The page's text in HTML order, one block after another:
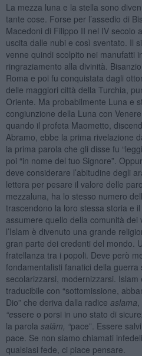
La mezza luna e la stella sono
tante cose. Forse per l’assedio di
Macedoni di Filippo II nel IV secolo
uscita dalle nubi e così sventato. Il
venne quindi scolpito nei manufatti
ringraziamento alla divinità.
Roma e poi fu conquistata dagli
delle maggiori città della Turchia,
Oriente. Ma probabilmente Luna e
congiunzione della Luna con
quando il profeta Maometto,
Abramo, ebbe la prima rivelazione
la prima parola che gli disse fu
poi “in nome del tuo Signore”.
deve considerare l’abitudine degli
lettera per pesare il valore delle
mezzaluna, ha lo stesso numero
trascendono la loro stessa storia e
assumere quello della comunità
l’Islam è divenuto una grande
gran parte dei credenti del mondo.
fratellanza tra i popoli. Deve però
fondamentalisti fanatici della guerra
secolarizzarsi, modernizzarsi.
traducibile con “sottomissione,
Dio” che deriva dalla radice aslama
“essere o porsi in uno stato di
la parola salām, “pace”. Essere
pace. Se non siamo chiamati
qualsiasi fede, ci piace pensare.